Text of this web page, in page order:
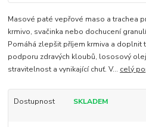
Masové paté vepřové maso a trachea
krmivo, svačinka nebo dochucení
Pomáhá zlepšit příjem krmiva a doplnit
podporu zdravých kloubů, lososový
stravitelnost a vynikající chuť. V... celý
Dostupnost SKLADEM